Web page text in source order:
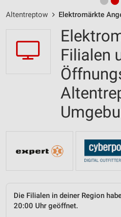
Altentreptow Elektromärkte
Filialen
Die Filialen in deiner Region
20:00 Uhr geöffnet.